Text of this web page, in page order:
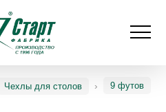
Чехлы для столов 9 футов